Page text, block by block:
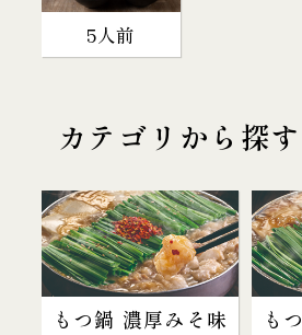
5人前
カテゴリから探す
もつ鍋 濃厚みそ味 も